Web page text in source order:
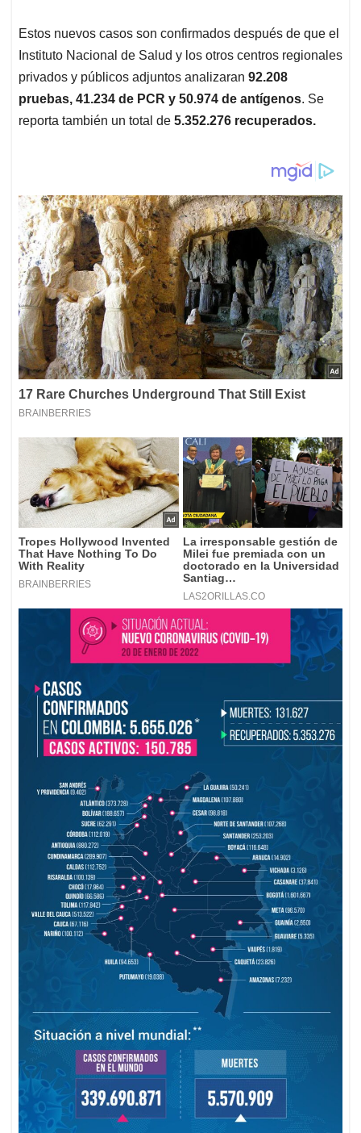
Estos nuevos casos son confirmados después de que el
Instituto Nacional de Salud y los otros centros regionales
privados y públicos adjuntos analizaran 92.208
pruebas, 41.234 de PCR y 50.974 de antígenos. Se
reporta también un total de 5.352.276 recuperados.